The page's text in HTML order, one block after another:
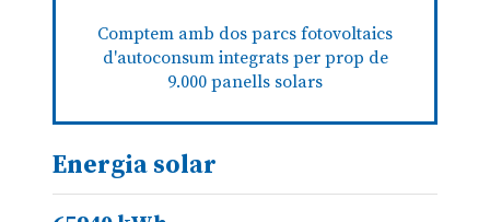
Comptem amb dos parcs fotovoltaics
d'autoconsum integrats per prop de
9.000 panells solars
Energia solar